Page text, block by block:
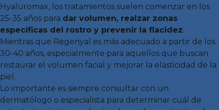
Hyaluromax, los tratamientos suelen comenzar en los
25-35 años para dar volumen, realzar zonas
específicas del rostro y prevenir la flacidez.
Mientras que Regenyal es más adecuado a partir de los
30-40 años, especialmente para aquellos que buscan
restaurar el volumen facial y mejorar la elasticidad de la
piel.
Lo importante es siempre consultar con un
dermatólogo o especialista para determinar cuál de